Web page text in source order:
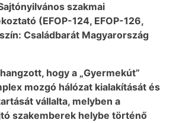
szakmai
(EFOP-124, EFOP-126,
Családbarát Magyarország
hogy a „Gyermekút”
mozgó hálózat kialakítását és
vállalta, melyben a
szakemberek helybe történő